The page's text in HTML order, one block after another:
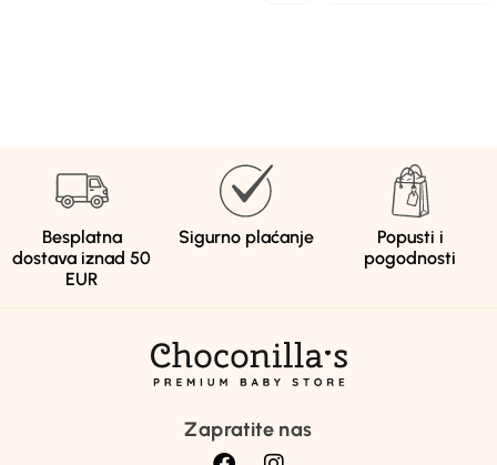
Besplatna
dostava iznad 50
EUR
Sigurno plaćanje
Popusti i
pogodnosti
Zapratite nas